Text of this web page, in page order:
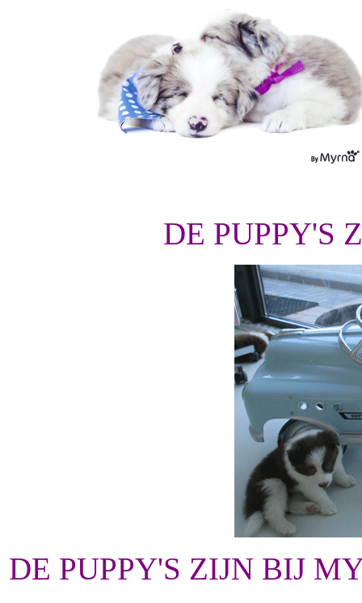
DE PUPPY'S
DE PUPPY'S ZIJN BIJ